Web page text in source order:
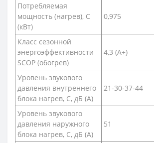
Потребляемая
мощность (нагрев), С
(кВт)
0,975
Класс сезонной
энергоэффективности
SCOP (обогрев)
4,3 (A+)
Уровень звукового
давления внутреннего
блока нагрев, С, дБ (А)
21-30-37-44
Уровень звукового
давления наружного
блока нагрев, С, дБ (А)
51